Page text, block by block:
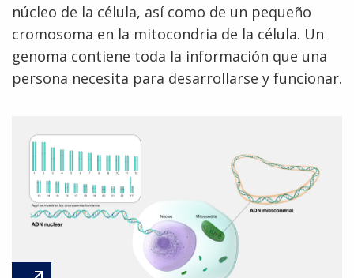
núcleo de la célula, así como de un pequeño
cromosoma en la mitocondria de la célula. Un
genoma contiene toda la información que una
persona necesita para desarrollarse y funcionar.